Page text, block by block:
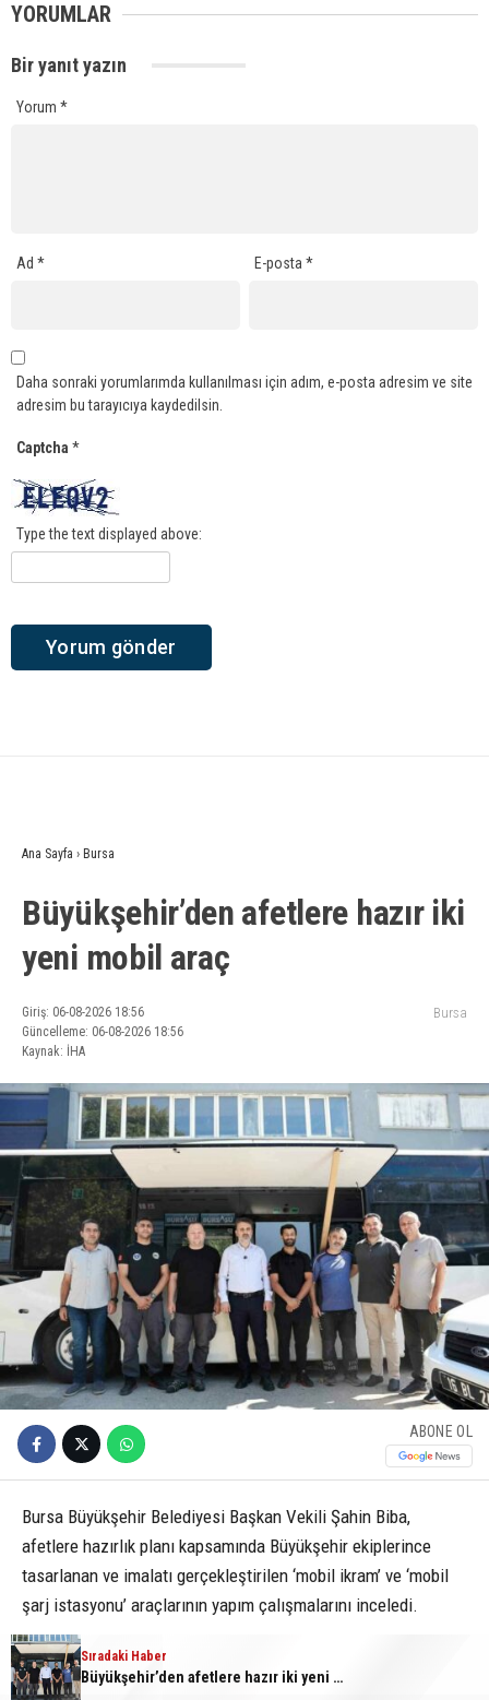
YORUMLAR
Bir yanıt yazın
Yorum *
Ad * E-posta*
Daha sonraki yorumlarımda kullanılması için adım, e-posta adresim ve site
adresim bu tarayıcıya kaydedilsin.
Captcha *
Type the text displayed above:
Sıradaki Haber
Büyükşehir’den afetlere hazır iki yeni mobil araç
Ana Sayfa › Bursa
Büyükşehir’den afetlere hazır iki
yeni mobil araç
Giriş: 06-08-2026 18:56
Güncelleme: 06-08-2026 18:56
Kaynak: İHA
Bursa
ABONE OL
Bursa Büyükşehir Belediyesi Başkan Vekili Şahin Biba,
afetlere hazırlık planı kapsamında Büyükşehir ekiplerince
tasarlanan ve imalatı gerçekleştirilen ‘mobil ikram’ ve ‘mobil
şarj istasyonu’ araçlarının yapım çalışmalarını inceledi.
Büyükşehir Belediyesi Afet İşleri Dairesi Başkanlığı
tarafından, afetler sonrası vatandaşların temel ihtiyaçlarını